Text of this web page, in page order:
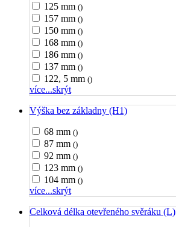
125 mm ()
157 mm ()
150 mm ()
168 mm ()
186 mm ()
137 mm ()
122, 5 mm ()
více...skrýt
Výška bez základny (H1)
68 mm ()
87 mm ()
92 mm ()
123 mm ()
104 mm ()
více...skrýt
Celková délka otevřeného svěráku (L)